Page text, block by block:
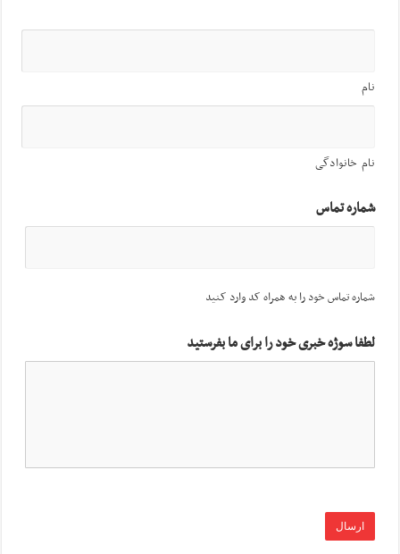
نام
نام خانوادگی
شماره تماس
شماره تماس خود را به همراه کد وارد کنید
لطفا سوژه خبری خود را برای ما بفرستید